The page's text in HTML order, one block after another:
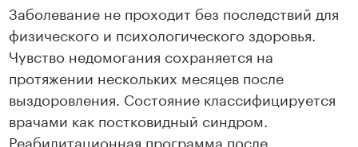
Заболевание не проходит без последствий для
физического и психологического здоровья.
Чувство недомогания сохраняется на
протяжении нескольких месяцев после
выздоровления. Состояние классифицируется
врачами как постковидный синдром.
Реабилитационная программа после